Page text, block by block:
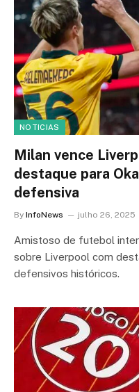
NOTICIAS
Milan vence
destaque para
defensiva
By InfoNews julho 26, 2025
Amistoso de futebol
sobre Liverpool com
defensivos históricos.